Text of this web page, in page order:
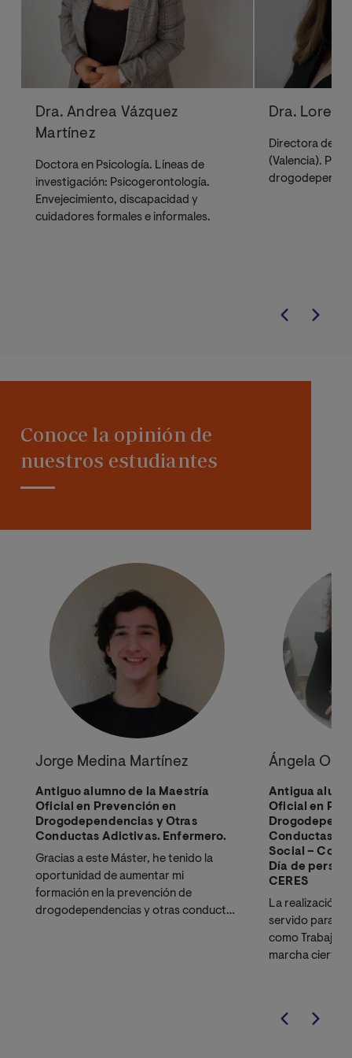
Dra. Andrea Vázquez
Martínez
Doctora en Psicología. Líneas de
investigación: Psicogerontología.
Envejecimiento, discapacidad y
cuidadores formales e informales.
Dra.
Directora del
(Valencia).
Conoce la opinión de
nuestros estudiantes
Jorge Medina Martínez
Antiguo alumno de la Maestría
Oficial en Prevención en
Drogodependencias y Otras
Conductas Adictivas. Enfermero.
Gracias a este Máster, he tenido la
oportunidad de aumentar mi
formación en la prevención de
drogodependencias y otras conductas
Ángela
Antigua
Oficial en
Conductas
Social –
Día de
CERES
La realización
servido para
como
marcha ciertas
personas. He